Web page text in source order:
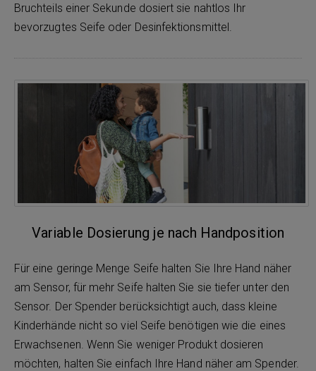
Bruchteils einer Sekunde dosiert sie nahtlos Ihr
bevorzugtes Seife oder Desinfektionsmittel.
Variable Dosierung je nach Handposition
Für eine geringe Menge Seife halten Sie Ihre Hand näher
am Sensor, für mehr Seife halten Sie sie tiefer unter den
Sensor. Der Spender berücksichtigt auch, dass kleine
Kinderhände nicht so viel Seife benötigen wie die eines
Erwachsenen. Wenn Sie weniger Produkt dosieren
möchten, halten Sie einfach Ihre Hand näher am Spender.